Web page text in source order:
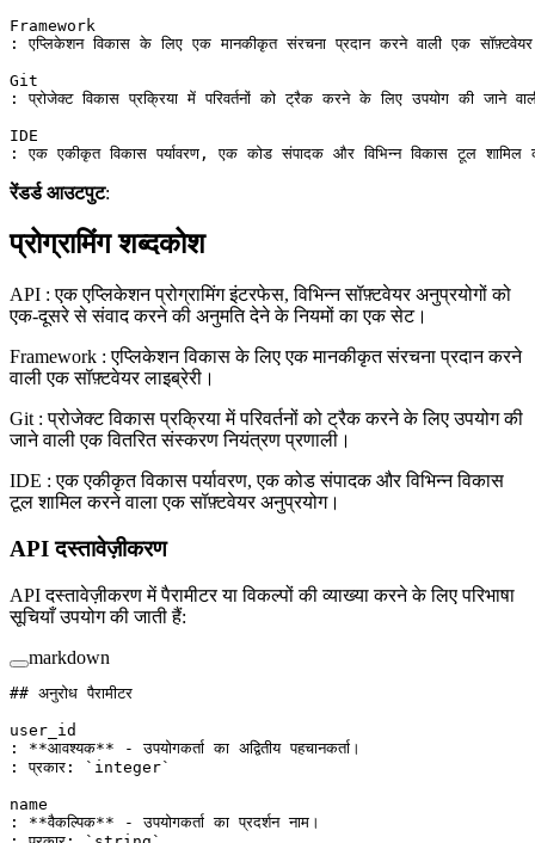
Framework
: एप्लिकेशन विकास के लिए एक मानकीकृत संरचना प्रदान करने वाली एक सॉफ़्टवेयर
Git
: प्रोजेक्ट विकास प्रक्रिया में परिवर्तनों को ट्रैक करने के लिए उपयोग की जाने
IDE
: एक एकीकृत विकास पर्यावरण, एक कोड संपादक और विभिन्न विकास टूल शामिल
रेंडर्ड आउटपुट:
प्रोग्रामिंग शब्दकोश
API : एक एप्लिकेशन प्रोग्रामिंग इंटरफेस, विभिन्न सॉफ़्टवेयर अनुप्रयोगों को
एक-दूसरे से संवाद करने की अनुमति देने के नियमों का एक सेट।
Framework : एप्लिकेशन विकास के लिए एक मानकीकृत संरचना प्रदान करने
वाली एक सॉफ़्टवेयर लाइब्रेरी।
Git : प्रोजेक्ट विकास प्रक्रिया में परिवर्तनों को ट्रैक करने के लिए उपयोग की
जाने वाली एक वितरित संस्करण नियंत्रण प्रणाली।
IDE : एक एकीकृत विकास पर्यावरण, एक कोड संपादक और विभिन्न विकास
टूल शामिल करने वाला एक सॉफ़्टवेयर अनुप्रयोग।
API दस्तावेज़ीकरण
API दस्तावेज़ीकरण में पैरामीटर या विकल्पों की व्याख्या करने के लिए परिभाषा
सूचियाँ उपयोग की जाती हैं:
markdown
## अनुरोध पैरामीटर
user_id
: **आवश्यक** - उपयोगकर्ता का अद्वितीय पहचानकर्ता।
: प्रकार:
`integer`
name
: **वैकल्पिक** - उपयोगकर्ता का प्रदर्शन नाम।